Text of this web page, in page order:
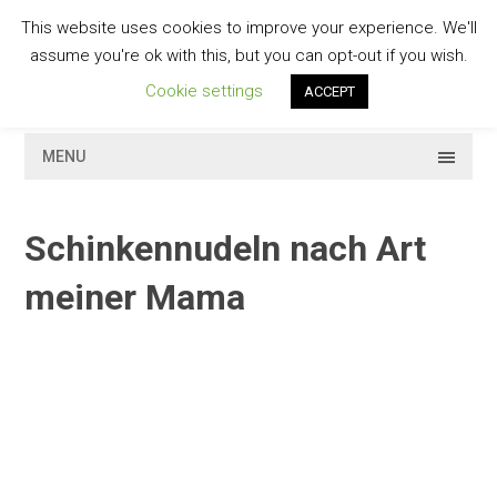
contentGESCHMACKVOLL
MENU
Schinkennudeln nach Art
meiner Mama
This website uses cookies to improve your experience. We'll
assume you're ok with this, but you can opt-out if you wish.
Cookie settings
ACCEPT